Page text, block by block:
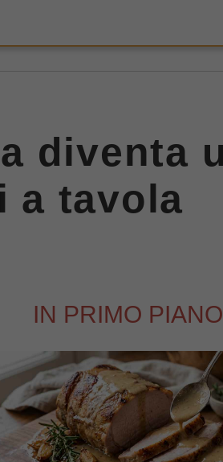
diventa
a tavola
IN PRIMO PIANO